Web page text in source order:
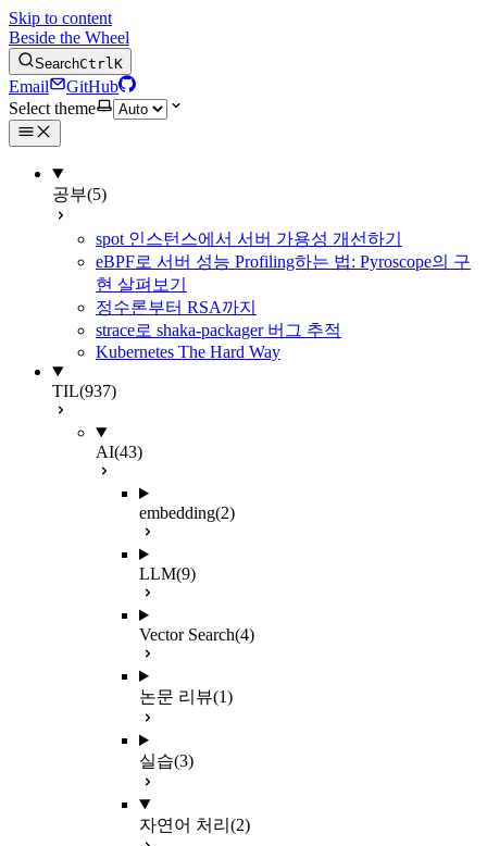
Skip to content
Beside the Wheel
SearchCtrlK
Email
GitHub
Select theme
공부(5)
spot 인스턴스에서 서버 가용성 개선하기
eBPF로 서버 성능 Profiling하는 법: Pyroscope의 구
현 살펴보기
정수론부터 RSA까지
strace로 shaka-packager 버그 추적
Kubernetes The Hard Way
TIL(937)
AI(43)
embedding(2)
LLM(9)
Vector Search(4)
논문 리뷰(1)
실습(3)
자연어 처리 (2)